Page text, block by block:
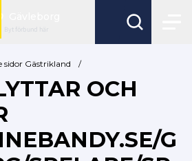
Byt förbund här
sidor Gästrikland /
OCH
G